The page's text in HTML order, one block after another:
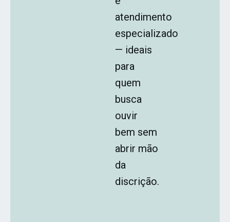
atendimento
especializado
— ideais
para
quem
busca
ouvir
bem sem
abrir mão
da
discrição.